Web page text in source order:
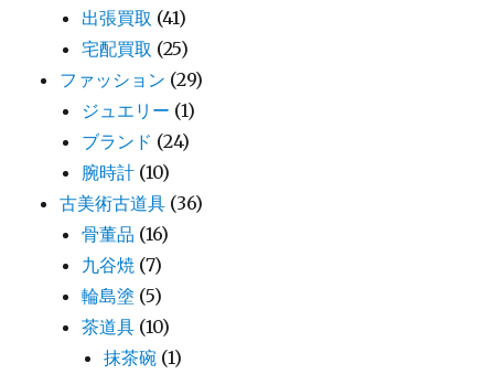
出張買取 (41)
宅配買取 (25)
ファッション (29)
ジュエリー (1)
ブランド (24)
腕時計 (10)
古美術古道具 (36)
骨董品 (16)
九谷焼 (7)
輪島塗 (5)
茶道具 (10)
抹茶碗 (1)